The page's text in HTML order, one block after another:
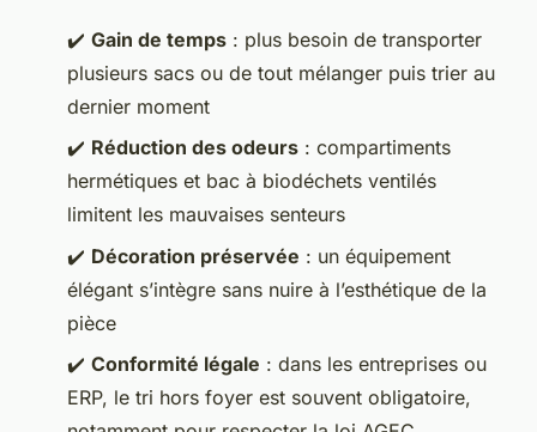
✔️ Gain de temps : plus besoin de transporter
plusieurs sacs ou de tout mélanger puis trier au
dernier moment
✔️ Réduction des odeurs : compartiments
hermétiques et bac à biodéchets ventilés
limitent les mauvaises senteurs
✔️ Décoration préservée : un équipement
élégant s’intègre sans nuire à l’esthétique de la
pièce
✔️ Conformité légale : dans les entreprises ou
ERP, le tri hors foyer est souvent obligatoire,